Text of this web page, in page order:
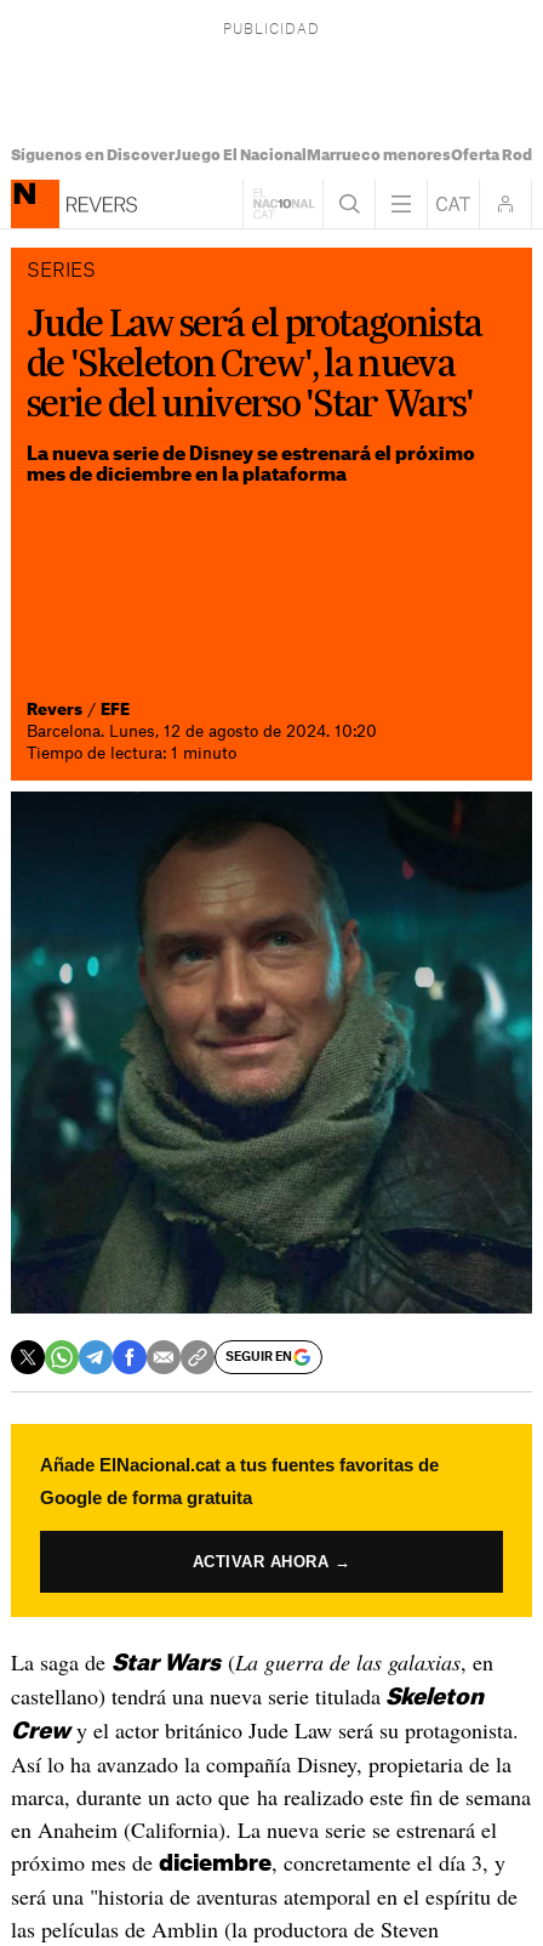
Síguenos en DiscoverJuego El Nacional Marrueco menoresOferta
SERIES
Jude Law será el protagonista
de 'Skeleton Crew', la nueva
serie del universo 'Star Wars'
La nueva serie de Disney se estrenará el próximo
mes de diciembre en la plataforma
Revers / EFE
Barcelona. Lunes, 12 de agosto de 2024. 10:20
Tiempo de lectura: 1 minuto
SEGUIR EN
Añade ElNacional.cat a tus fuentes favoritas de
Google de forma gratuita
ACTIVAR AHORA →
La saga de Star Wars(La guerra de las galaxias, en
castellano) tendrá una nueva serie tituladaSkeleton
Crewy el actor británico Jude Law será su protagonista.
Así lo ha avanzado la compañía Disney, propietaria de la
marca, durante un acto que ha realizado este fin de semana
en Anaheim (California). La nueva serie se estrenará el
próximo mes de diciembre, concretamente el día 3, y
será una "historia de aventuras atemporal en el espíritu de
las películas de Amblin (la productora de Steven